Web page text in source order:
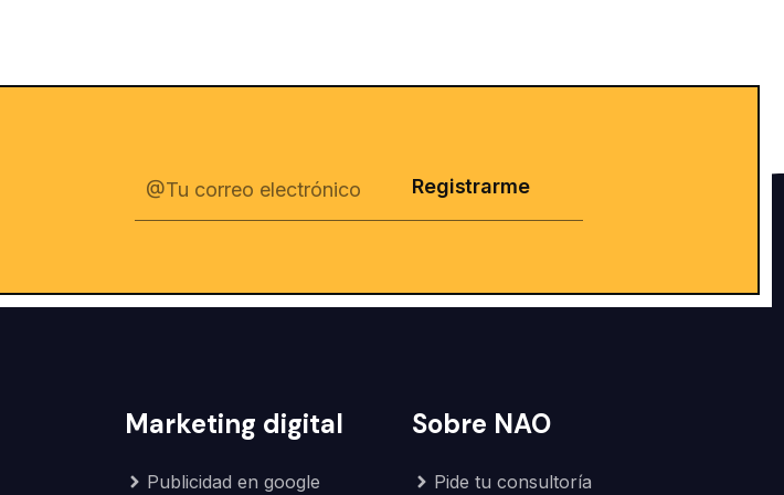
Registrarme
Marketing digital
Publicidad en google
Sobre NAO
Pide tu consultoría